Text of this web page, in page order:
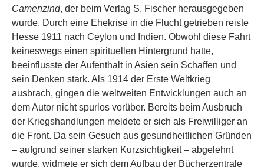
Camenzind, der beim Verlag S. Fischer herausgegeben
wurde. Durch eine Ehekrise in die Flucht getrieben reiste
Hesse 1911 nach Ceylon und Indien. Obwohl diese Fahrt
keineswegs einen spirituellen Hintergrund hatte,
beeinflusste der Aufenthalt in Asien sein Schaffen und
sein Denken stark. Als 1914 der Erste Weltkrieg
ausbrach, gingen die weltweiten Entwicklungen auch an
dem Autor nicht spurlos vorüber. Bereits beim Ausbruch
der Kriegshandlungen meldete er sich als Freiwilliger an
die Front. Da sein Gesuch aus gesundheitlichen Gründen
– aufgrund seiner starken Kurzsichtigkeit – abgelehnt
wurde, widmete er sich dem Aufbau der Bücherzentrale